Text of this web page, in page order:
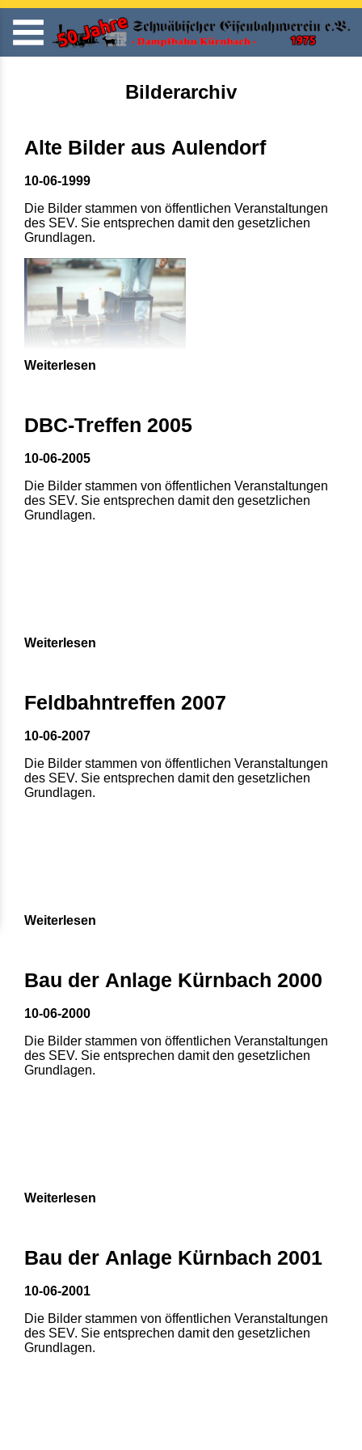
Bilderarchiv
Alte Bilder aus Aulendorf
10-06-1999
Die Bilder stammen von öffentlichen Veranstaltungen
des SEV. Sie entsprechen damit den gesetzlichen
Grundlagen.
Weiterlesen
DBC-Treffen 2005
10-06-2005
Die Bilder stammen von öffentlichen Veranstaltungen
des SEV. Sie entsprechen damit den gesetzlichen
Grundlagen.
Weiterlesen
Feldbahntreffen 2007
10-06-2007
Die Bilder stammen von öffentlichen Veranstaltungen
des SEV. Sie entsprechen damit den gesetzlichen
Grundlagen.
Weiterlesen
Bau der Anlage Kürnbach 2000
10-06-2000
Die Bilder stammen von öffentlichen Veranstaltungen
des SEV. Sie entsprechen damit den gesetzlichen
Grundlagen.
Weiterlesen
Bau der Anlage Kürnbach 2001
10-06-2001
Die Bilder stammen von öffentlichen Veranstaltungen
des SEV. Sie entsprechen damit den gesetzlichen
Grundlagen.